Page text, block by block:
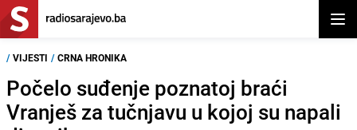
/ VIJESTI / CRNA HRONIKA
Počelo suđenje poznatoj braći
Vranješ za tučnjavu u kojoj su napali